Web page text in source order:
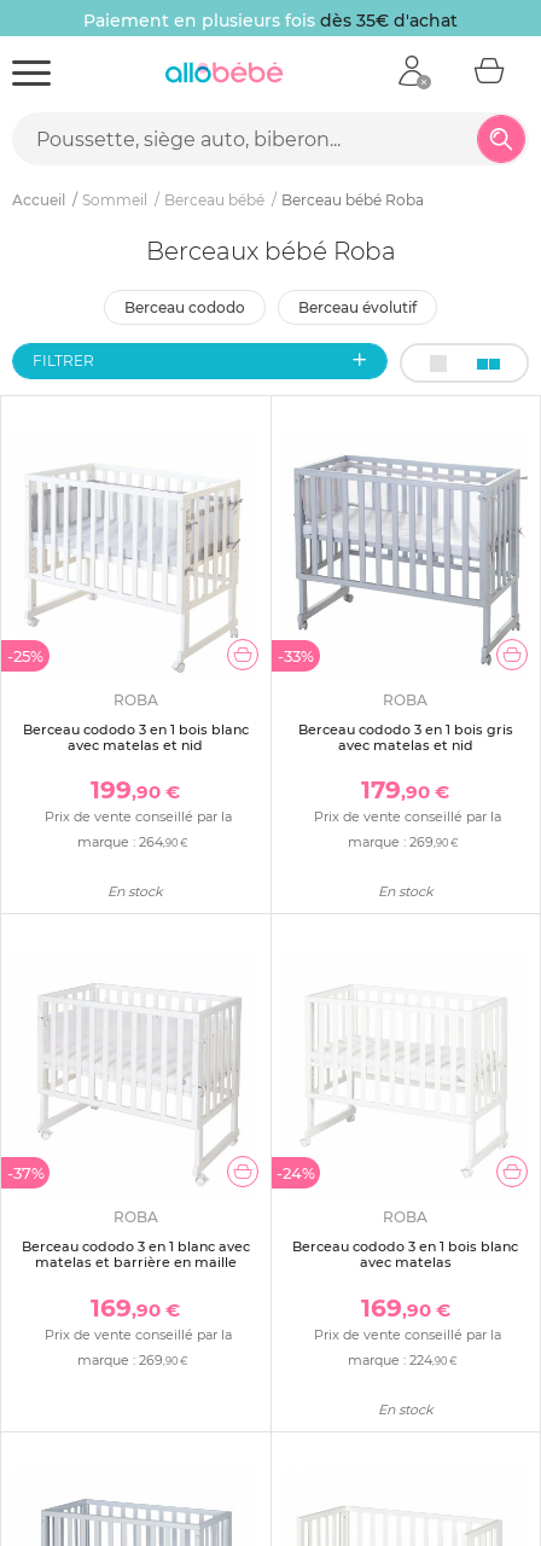
Paiement en plusieurs fois dès 35€ d'achat
Accueil Sommeil Berceau bébé Berceau bébé Roba
Berceaux bébé Roba
berceau cododo berceau évolutif
FILTRER
-25%
ROBA
Berceau cododo 3 en 1 bois blanc
avec matelas et nid
199,90 €
Prix de vente conseillé par la
marque :264,90 €
En stock
-33%
ROBA
Berceau cododo 3 en 1 bois gris
avec matelas et nid
179,90 €
Prix de vente conseillé par la
marque : 269 ,90 €
En stock
-37%
ROBA
Berceau cododo 3 en 1 blanc avec
matelas et barrière en maille
169,90 €
Prix de vente conseillé par la
marque :269 ,90 €
-24%
ROBA
Berceau cododo 3 en 1 bois blanc
avec matelas
169,90 €
Prix de vente conseillé par la
marque :224 ,90 €
En stock